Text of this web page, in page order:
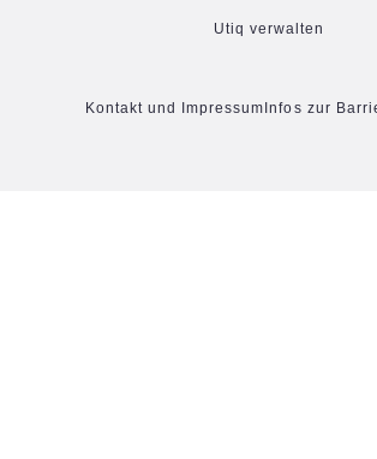
Utiq verwalten
Kontakt und Impressum Infos zur